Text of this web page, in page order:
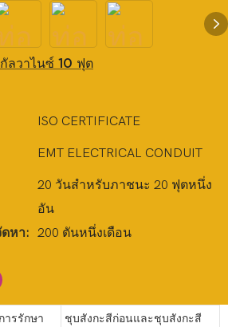
ลวาไนซ์ 10 ฟุต
ISO CERTIFICATE
EMT ELECTRICAL CONDUIT
20 วันสำหรับภาชนะ 20 ฟุตหนึ่ง
อัน
หา:
200 ตันหนึ่งเดือน
การรักษา
ชุบสังกะสีก่อนและชุบสังกะสี